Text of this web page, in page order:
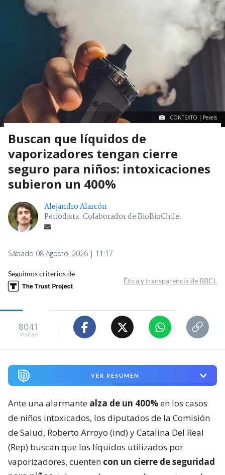
CONTEXTO | Pexels
Buscan que líquidos de
vaporizadores tengan cierre
seguro para niños: intoxicaciones
subieron un 400%
Alejandro Alarcón
Periodista. Colaborador de BioBioChile.
Sábado 08 Agosto, 2026 | 11:17
Seguimos criterios de
Ética y transparencia de BBCL
8041
visitas
VER RESUMEN
Ante una alarmante alza de un 400%en los casos
de niños intoxicados, los diputados de la Comisión
de Salud, Roberto Arroyo (ind) y Catalina Del Real
(Rep) buscan que los líquidos utilizados por
vaporizadores, cuenten con un cierre de seguridad